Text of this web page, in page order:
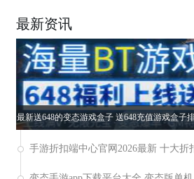
最新资讯
最新送648的变态游戏盒子 送648充值游戏盒子